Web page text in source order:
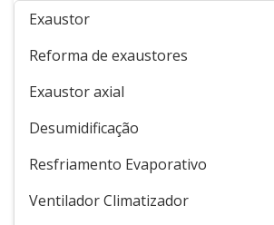
Exaustor
Reforma de exaustores
Exaustor axial
Desumidificação
Resfriamento Evaporativo
Ventilador Climatizador